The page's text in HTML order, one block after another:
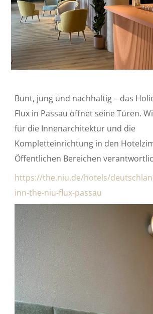
Bunt, jung und nachhaltig – das
Flux in Passau öffnet seine Türen.
für die Innenarchitektur und die
Kompletteinrichtung in den
Öffentlichen Bereichen
https://the.niu.de/hotels/
inn-the-niu-flux-passau